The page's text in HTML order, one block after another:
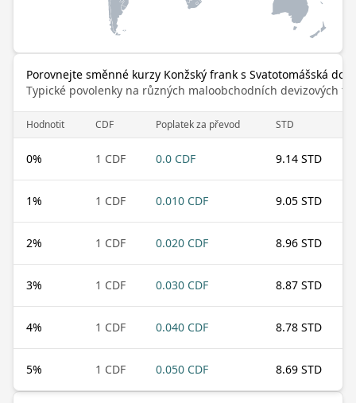
Porovnejte směnné kurzy Konžský frank s Svatotomášská
Typické povolenky na různých maloobchodních devizových
Hodnotit CDF Poplatek za převod STD
0% 1 CDF 0.0 CDF 9.14 STD
1% 1 CDF 0.010 CDF 9.05 STD
2% 1 CDF 0.020 CDF 8.96 STD
3% 1 CDF 0.030 CDF 8.87 STD
4% 1 CDF 0.040 CDF 8.78 STD
5% 1 CDF 0.050 CDF 8.69 STD